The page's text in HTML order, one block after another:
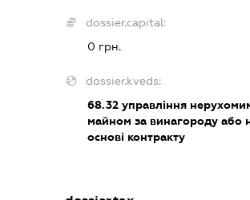
dossier.capital:
0 грн.
dossier.kveds:
68.32 управління
майном за винагороду або
основі контракту